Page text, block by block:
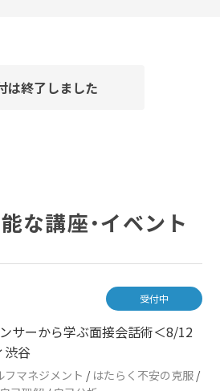
は終了しました
な講座・イベント
サーから学ぶ面接会話術＜8/12
渋谷
フマネジメント / はたらく不安の克服 /
受付中